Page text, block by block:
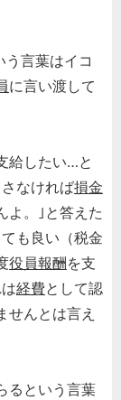
う言葉はイコ
に言い渡して
給したい…と
なければ損金
よ。｣と答えた
も良い（税金
役員報酬を支
経費として認
せんとは言え
るという言葉